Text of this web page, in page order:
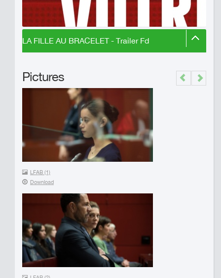
LA FILLE AU BRACELET - Trailer Fd
Pictures
LFAB (1)
Download
Previous
Next